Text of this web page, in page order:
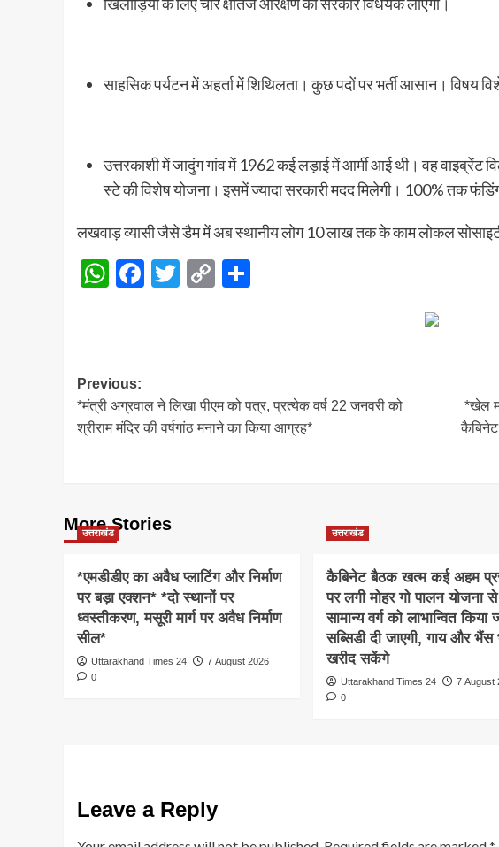
साहसिक पर्यटन में अहर्ता में शिथिलता। कुछ पदों पर भर्ती आसान। विषय
उत्तरकाशी में जादुंग गांव में 1962 कई लड़ाई में आर्मी आई थी। वह वाइब्रेंट
स्टे की विशेष योजना। इसमें ज्यादा सरकारी मदद मिलेगी। 100% तक
लखवाड़ व्यासी जैसे डैम में अब स्थानीय लोग 10 लाख तक के काम लोकल
WhatsApp
Facebook
Twitter
Copy
Post
navigation
Previous:
*मंत्री अग्रवाल ने लिखा पीएम को पत्र, प्रत्येक वर्ष 22 जनवरी को
श्रीराम मंदिर की वर्षगांठ मनाने का किया आग्रह*
*खेल
More Stories
उत्तराखंड
*एमडीडीए का अवैध प्लाटिंग और निर्माण
पर बड़ा एक्शन* *दो स्थानों पर
ध्वस्तीकरण, मसूरी मार्ग पर अवैध निर्माण
सील*
Uttarakhand Times 24
7 August 2026
0
उत्तराखंड
कैबिनेट बैठक खत्म कई अहम
पर लगी मोहर गो पालन योजना से
सामान्य वर्ग को लाभान्वित किया
सब्सिडी दी जाएगी, गाय और भैंस
खरीद सकेंगे
Uttarakhand Times 24
7 August
0
Leave a Reply